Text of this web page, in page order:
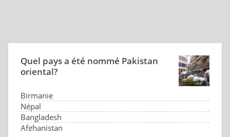
Quel pays a été nommé Pakistan
oriental?
Birmanie
Népal
Bangladesh
Afghanistan